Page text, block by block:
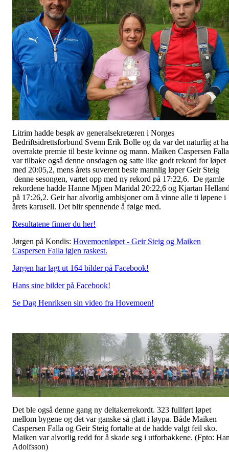
Litrim hadde besøk av generalsekretæren i Norges
Bedriftsidrettsforbund Svenn Erik Bolle og da var det naturlig at
overrakte premie til beste kvinne og mann. Maiken Caspersen Falla
var tilbake også denne onsdagen og satte like godt rekord for løpet
med 20:05,2, mens årets suverent beste mannlig løper Geir Steig
denne sesongen, vartet opp med ny rekord på 17:22,6. De gamle
rekordene hadde Hanne Mjøen Maridal 20:22,6 og Kjartan
på 17:26,2. Geir har alvorlig ambisjoner om å vinne alle ti løpene i
årets karusell. Det blir spennende å følge med.
Resultatene finner du her!
Jørgen på Kondis: Hovemoenløpet - Geir Steig og Maiken
Caspersen Falla igjen raskest.
Jørgen har lagt ut 164 bilder på Facebook!
Hans sine bilder på Facebook!
Se Dag Henriksen sin video fra Hovemoen!
Det ble også denne gang ny deltakerrekordt. 323 fullført løpet
mellom bygene og det var ganske så glatt i løypa. Både Maiken
Caspersen Falla og Geir Steig fortalte at de hadde valgt feil sko.
Maiken var alvorlig redd for å skade seg i utforbakkene. (Fpto:
Adolfsson)